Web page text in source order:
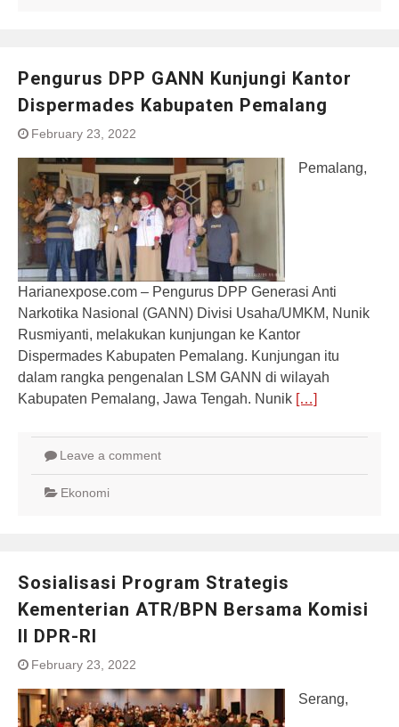
Pengurus DPP GANN Kunjungi Kantor
Dispermades Kabupaten Pemalang
February 23, 2022
Pemalang,
Harianexpose.com – Pengurus DPP Generasi Anti
Narkotika Nasional (GANN) Divisi Usaha/UMKM, Nunik
Rusmiyanti, melakukan kunjungan ke Kantor
Dispermades Kabupaten Pemalang. Kunjungan itu
dalam rangka pengenalan LSM GANN di wilayah
Kabupaten Pemalang, Jawa Tengah. Nunik […]
Leave a comment
Ekonomi
Sosialisasi Program Strategis
Kementerian ATR/BPN Bersama Komisi
II DPR-RI
February 23, 2022
Serang,